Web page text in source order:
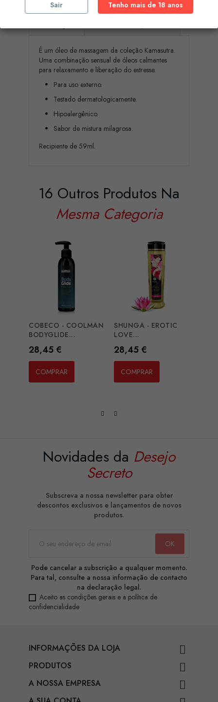
É um óleo de massagem da coleção Kamasutra.
Uma combinação sensual de óleos calmantes
para relaxamento e liberação do estresse.
Para uso externo.
Testado dermatologicamente.
Hipoalergênico.
Sabor de mistura milagrosa.
Recipiente de 59ml.
16 Outros Produtos Na
Mesma Categoria
COBECO - COOLMAN
BODYGLIDE...
Preço
28,45 €
COMPRAR
SHUNGA - EROTIC
LOVE...
Preço
28,45 €
COMPRAR
Novidades da Desejo
Secreto
Subscreva a nossa newsletter para obter
descontos exclusivos e lançamentos de novos
produtos.
Pode cancelar a subscrição a qualquer momento.
Para tal, consulte a nossa informação de contacto
na declaração legal.
Aceito as condições gerais e a política de
confidencialidade
INFORMAÇÕES DA LOJA 
PRODUTOS 
A NOSSA EMPRESA 
Sair Tenho mais de 18 anos